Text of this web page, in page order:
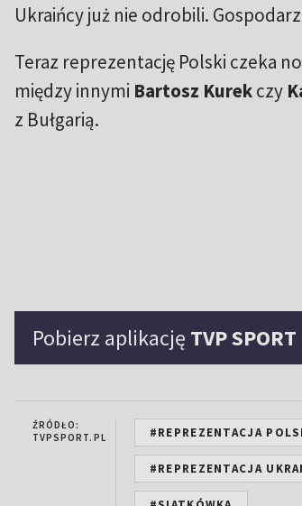
Ukraińcy już nie odrobili.
Teraz reprezentację Polski czeka
między innymi Bartosz Kurekczy
z Bułgarią.
Pobierz aplikację TVP SPORT
ŹRÓDŁO:
TVPSPORT.PL
#REPREZENTACJA
#REPREZENTACJA